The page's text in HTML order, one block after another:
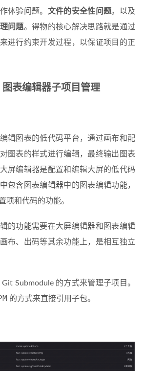
体验问题。 文件的安全性问题。以及
问题。得物的核心解决思路就是通过
来进行约束开发过程，以保证项目的正
表编辑器子项目管理
辑图表的低代码平台，通过画布和配
图表的样式进行编辑，最终输出图表
屏编辑器是配置和编辑大屏的低代码
包含图表编辑器中的图表编辑功能，
项和代码的功能。
的功能需要在大屏编辑器和图表编辑
布、出码等其余功能上，是相互独立
Submodule 的方式来管理子项目。
的方式来直接引用子包。